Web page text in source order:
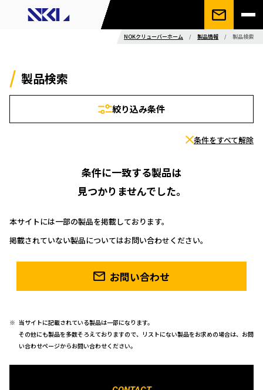
NOKクリューバーホーム / 製品情報 / 製品検索
製品検索
絞り込み条件
条件をすべて解除
条件に一致する製品は
見つかりませんでした。
本サイトには一部の製品を掲載しております。
掲載されていない製品についてはお問い合わせください。
お問い合わせ
当サイトに記載されている製品は一部になります。
その他にも製品を多数そろえておりますので、リストにない製品をお求めの場合は、お問
い合わせページからお問い合わせください。